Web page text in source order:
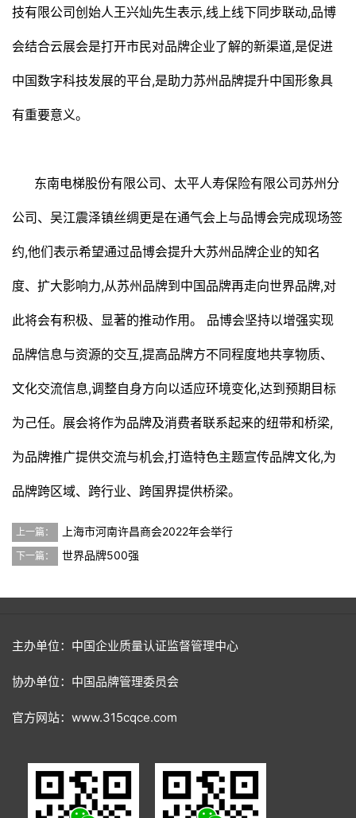
技有限公司创始人王兴灿先生表示,线上线下同步联动,品博
会结合云展会是打开市民对品牌企业了解的新渠道,是促进
中国数字科技发展的平台,是助力苏州品牌提升中国形象具
有重要意义。
东南电梯股份有限公司、太平人寿保险有限公司苏州分
公司、吴江震泽镇丝绸更是在通气会上与品博会完成现场签
约,他们表示希望通过品博会提升大苏州品牌企业的知名
度、扩大影响力,从苏州品牌到中国品牌再走向世界品牌,对
此将会有积极、显著的推动作用。 品博会坚持以增强实现
品牌信息与资源的交互,提高品牌方不同程度地共享物质、
文化交流信息,调整自身方向以适应环境变化,达到预期目标
为己任。展会将作为品牌及消费者联系起来的纽带和桥梁,
为品牌推广提供交流与机会,打造特色主题宣传品牌文化,为
品牌跨区域、跨行业、跨国界提供桥梁。
上一篇： 上海市河南许昌商会2022年会举行
下一篇： 世界品牌500强
主办单位：中国企业质量认证监督管理中心
协办单位：中国品牌管理委员会
官方网站：www.315cqce.com